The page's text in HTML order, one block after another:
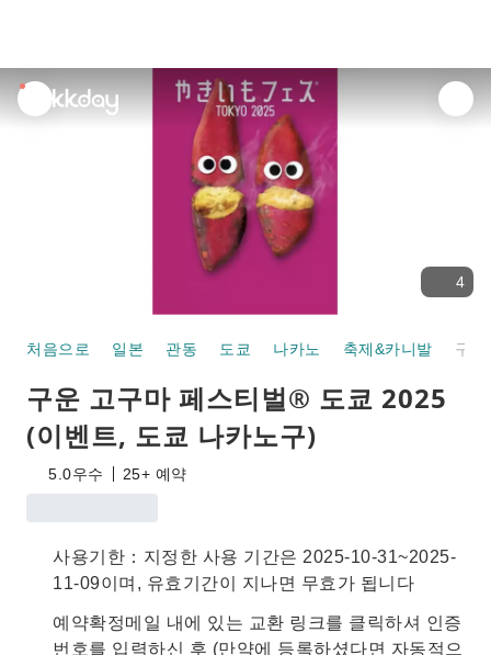
unread
notifications
4
처음으로 일본 관동 도쿄 나카노 축제&카니발
구운 고구마 페스티벌® 도쿄 2025
(이벤트, 도쿄 나카노구)
5.0우수 25+ 예약
사용기한：지정한 사용 기간은 2025-10-31~2025-
11-09이며, 유효기간이 지나면 무효가 됩니다
예약확정메일 내에 있는 교환 링크를 클릭하셔 인증
번호를 입력하신 후 (만약에 등록하셨다면 자동적으